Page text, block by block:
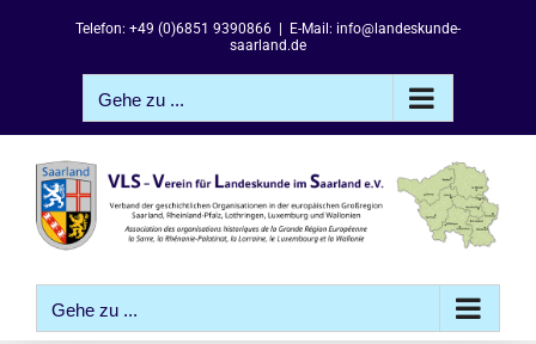
Telefon: +49 (0)6851 9390866
E-Mail: info@landeskunde-
saarland.de
Gehe zu ...
Gehe zu ...